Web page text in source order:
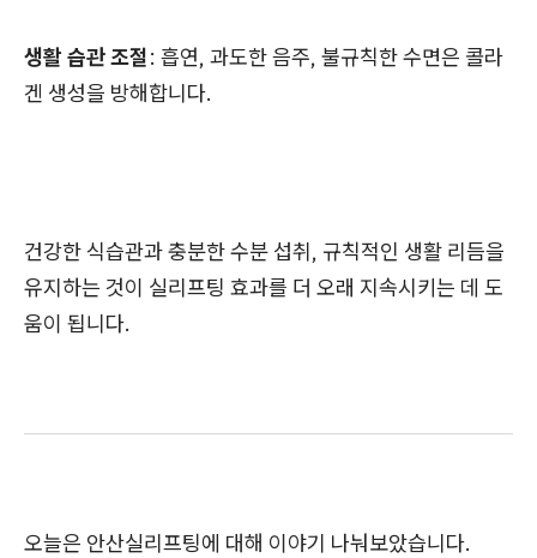
생활 습관 조절: 흡연, 과도한 음주, 불규칙한 수면은 콜라
겐 생성을 방해합니다.
건강한 식습관과 충분한 수분 섭취, 규칙적인 생활 리듬을
유지하는 것이 실리프팅 효과를 더 오래 지속시키는 데 도
움이 됩니다.
오늘은 안산실리프팅에 대해 이야기 나눠보았습니다.